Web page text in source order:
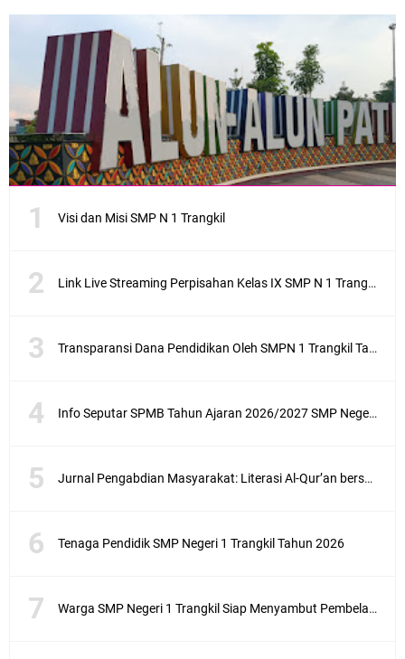
Visi dan Misi SMP N 1 Trangkil
Link Live Streaming Perpisahan Kelas IX SMP N 1 Trangkil 2021, Saksikan Di Sini
Transparansi Dana Pendidikan Oleh SMPN 1 Trangkil Tahun Anggaran 2025
Info Seputar SPMB Tahun Ajaran 2026/2027 SMP Negeri 1 Trangkil
Jurnal Pengabdian Masyarakat: Literasi Al-Qur’an bersama anak-anak Desa Ketanen di Lingkungan SMPN 1 Trangkil Kabupaten Pati
Tenaga Pendidik SMP Negeri 1 Trangkil Tahun 2026
Warga SMP Negeri 1 Trangkil Siap Menyambut Pembelajaran di Tahun Ajaran Baru